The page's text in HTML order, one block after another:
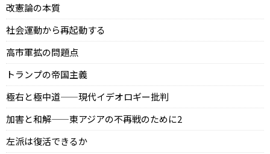
改憲論の本質
社会運動から再起動する
高市軍拡の問題点
トランプの帝国主義
極右と極中道——現代イデオロギー批判
加害と和解——東アジアの不再戦のために2
左派は復活できるか